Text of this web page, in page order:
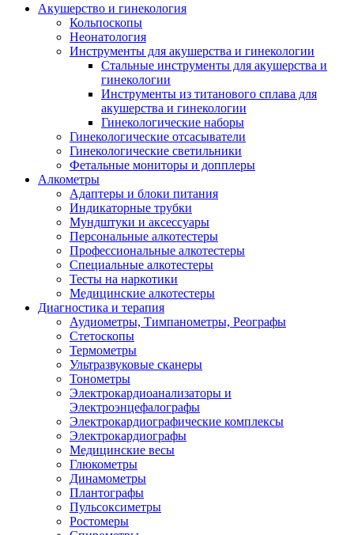
Акушерство и гинекология
Кольпоскопы
Неонатология
Инструменты для акушерства и гинекологии
Стальные инструменты для акушерства и
гинекологии
Инструменты из титанового сплава для
акушерства и гинекологии
Гинекологические наборы
Гинекологические отсасыватели
Гинекологические светильники
Фетальные мониторы и допплеры
Алкометры
Адаптеры и блоки питания
Индикаторные трубки
Мундштуки и аксессуары
Персональные алкотестеры
Профессиональные алкотестеры
Специальные алкотестеры
Тесты на наркотики
Медицинские алкотестеры
Диагностика и терапия
Аудиометры, Тимпанометры, Реографы
Стетоскопы
Термометры
Ультразвуковые сканеры
Тонометры
Электрокардиоанализаторы и
Электроэнцефалографы
Электрокардиографические комплексы
Электрокардиографы
Медицинские весы
Глюкометры
Динамометры
Плантографы
Пульсоксиметры
Ростомеры